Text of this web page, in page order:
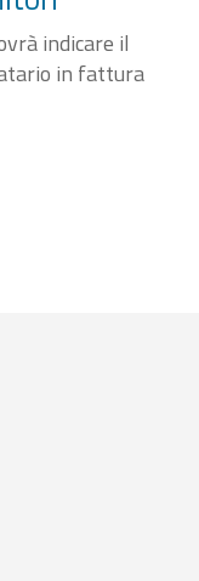
indicare il
in fattura